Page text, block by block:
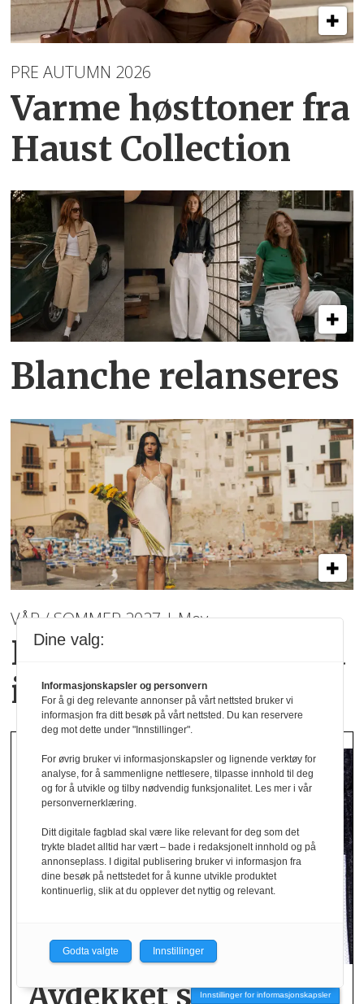
PRE AUTUMN 2026
Varme høsttoner fra
Haust Collection
Blanche relanseres
VÅR / SOMMER 2027 | Mey
Hverdagsluksus med
italiensk inspirasjon
Avdekket stor andel
Innstillinger for informasjonskapsler
Dine valg:
Informasjonskapsler og personvern
For å gi deg relevante annonser på vårt nettsted bruker vi
informasjon fra ditt besøk på vårt nettsted. Du kan reservere
deg mot dette under "Innstillinger".
For øvrig bruker vi informasjonskapsler og lignende verktøy for
analyse, for å sammenligne nettlesere, tilpasse innhold til deg
og for å utvikle og tilby nødvendig funksjonalitet. Les mer i vår
personvernerklæring.
Ditt digitale fagblad skal være like relevant for deg som det
trykte bladet alltid har vært – bade i redaksjonelt innhold og på
annonseplass. I digital publisering bruker vi informasjon fra
dine besøk på nettstedet for å kunne utvikle produktet
kontinuerlig, slik at du opplever det nyttig og relevant.
Godta valgte Innstillinger